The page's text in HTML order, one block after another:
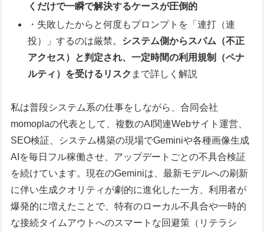
くだけで一瞬で解決するケースが圧倒的
・失敗したからと何度もプロンプトを「連打（連
投）」するのは厳禁。 システム側からスパム（不正
アクセス）と判定され、一定時間の利用規制（ペナ
ルティ）を受けるリスク まで詳しく解説
私は普段システム系の仕事をしながら、合同会社
momoplaの代表として、複数のAI関連Webサイト運営、
SEO検証、システム構築の現場でGeminiや各種画像生成
AIを毎日フル稼働させ、アップデートごとの不具合検証
を続けています。現在のGeminiは、最新モデルへの刷新
に伴い生成クオリティが劇的に進化した一方、利用者が
爆発的に増えたことで、特有のローカル不具合や一時的
な接続タイムアウトへのスマートな回避策（リテラシ